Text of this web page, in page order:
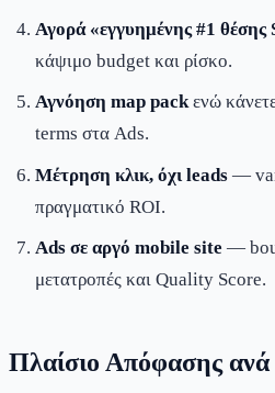
Αγορά «εγγυημένης #1 θέσης
κάψιμο budget και ρίσκο.
Αγνόηση map packενώ
terms στα Ads.
Μέτρηση κλικ, όχι leads —
πραγματικό ROI.
Ads σε αργό mobile site —
μετατροπές και Quality Score.
Πλαίσιο Απόφασης ανά